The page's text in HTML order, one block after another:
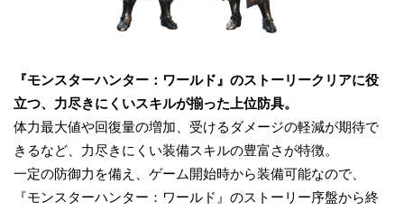
『モンスターハンター：ワールド』のストーリークリアに役
立つ、力尽きにくいスキルが揃った上位防具。
体力最大値や回復量の増加、受けるダメージの軽減が期待で
きるなど、力尽きにくい装備スキルの豊富さが特徴。
一定の防御力を備え、ゲーム開始時から装備可能なので、
『モンスターハンター：ワールド』のストーリー序盤から終